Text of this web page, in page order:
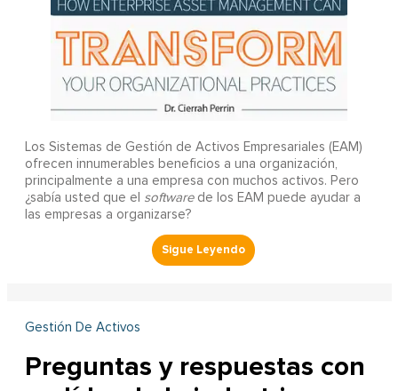
Los Sistemas de Gestión de Activos Empresariales (EAM)
ofrecen innumerables beneficios a una organización,
principalmente a una empresa con muchos activos. Pero
¿sabía usted que el softwarede los EAM puede ayudar a
las empresas a organizarse?
Gestión De Activos
Preguntas y respuestas con